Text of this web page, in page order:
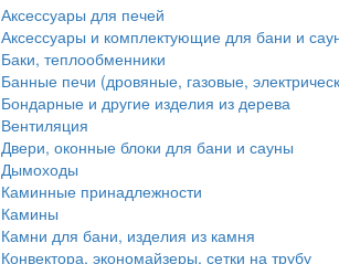
Аксессуары для печей
Аксессуары и комплектующие для бани и
Баки, теплообменники
Банные печи (дровяные, газовые,
Бондарные и другие изделия из дерева
Вентиляция
Двери, оконные блоки для бани и сауны
Дымоходы
Каминные принадлежности
Камины
Камни для бани, изделия из камня
Конвектора, экономайзеры, сетки на трубу